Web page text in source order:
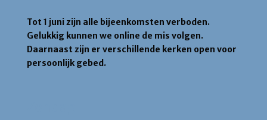
Tot 1 juni zijn alle bijeenkomsten verboden.
Gelukkig kunnen we online de mis volgen.
Daarnaast zijn er verschillende kerken open voor
persoonlijk gebed.